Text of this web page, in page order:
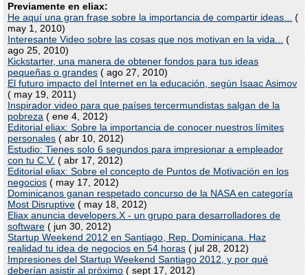
Previamente en eliax:
He aquí una gran frase sobre la importancia de compartir ideas...
(
may 1, 2010)
Interesante Video sobre las cosas que nos motivan en la vida...
(
ago 25, 2010)
Kickstarter, una manera de obtener fondos para tus ideas
pequeñas o grandes ( ago 27, 2010)
El futuro impacto del Internet en la educación, según Isaac Asimov
( may 19, 2011)
Inspirador video para que países tercermundistas salgan de la
pobreza ( ene 4, 2012)
Editorial eliax: Sobre la importancia de conocer nuestros límites
personales ( abr 10, 2012)
Estudio: Tienes solo 6 segundos para impresionar a empleador
con tu C.V. ( abr 17, 2012)
Editorial eliax: Sobre el concepto de Puntos de Motivación en los
negocios ( may 17, 2012)
Dominicanos ganan respetado concurso de la NASA en categoría
Most Disruptive ( may 18, 2012)
Eliax anuncia developers.X - un grupo para desarrolladores de
software ( jun 30, 2012)
Startup Weekend 2012 en Santiago, Rep. Dominicana. Haz
realidad tu idea de negocios en 54 horas ( jul 28, 2012)
Impresiones del Startup Weekend Santiago 2012, y por qué
deberían asistir al próximo ( sept 17, 2012)